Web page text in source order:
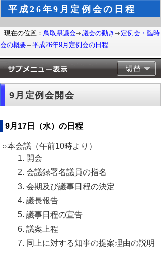
平成26年9月定例会の日程
現在の位置： 鳥取県議会 議会の動き
定例会・臨時
会の概要
平成26年9月定例会の日程
9月定例会開会
9月17日（水）の日程
○本会議（午前10時より）
開会
会議録署名議員の指名
会期及び議事日程の決定
議長報告
議事日程の宣告
議案上程
同上に対する知事の提案理由の説明